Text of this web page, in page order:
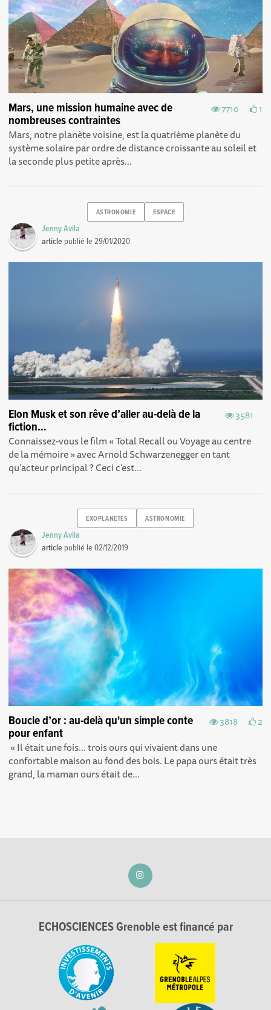
7710 1
Mars, une mission humaine avec de
nombreuses contraintes
Mars, notre planète voisine, est la quatrième planète du
système solaire par ordre de distance croissante au soleil et
la seconde plus petite après...
ASTRONOMIE ESPACE
Jenny Avila
article publié le29/01/2020
3581
Elon Musk et son rêve d’aller au-delà de la
fiction…
Connaissez-vous le film « Total Recall ou Voyage au centre
de la mémoire » avec Arnold Schwarzenegger en tant
qu’acteur principal ? Ceci c’est...
EXOPLANETES ASTRONOMIE
Jenny Avila
article publié le02/12/2019
3818 2
Boucle d’or : au-delà qu'un simple conte
pour enfant
« Il était une fois... trois ours qui vivaient dans une
confortable maison au fond des bois. Le papa ours était très
grand, la maman ours était de...
ECHOSCIENCES Grenoble est financé par